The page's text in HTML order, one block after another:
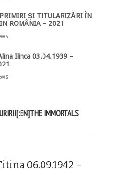
ȘI TITULARIZĂRI ÎN
ROMÂNIA – 2021
Ilinca 03.04.1939 –
IMMORTALS
06.09.1942 –